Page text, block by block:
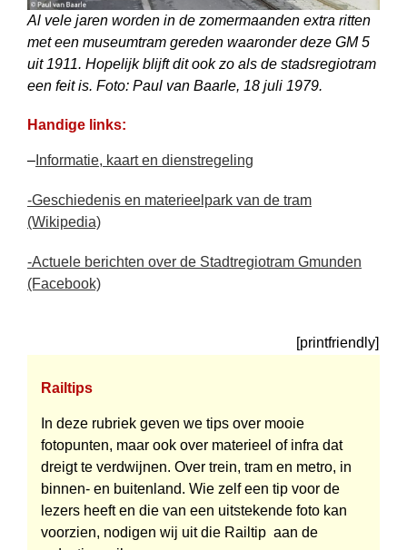
Al vele jaren worden in de zomermaanden extra ritten
met een museumtram gereden waaronder deze GM 5
uit 1911. Hopelijk blijft dit ook zo als de stadsregiotram
een feit is. Foto: Paul van Baarle, 18 juli 1979.
Handige links:
– Informatie, kaart en dienstregeling
-Geschiedenis en materieelpark van de tram
(Wikipedia)
-Actuele berichten over de Stadtregiotram Gmunden
(Facebook)
[printfriendly]
Railtips
In deze rubriek geven we tips over mooie
fotopunten, maar ook over materieel of infra dat
dreigt te verdwijnen. Over trein, tram en metro, in
binnen- en buitenland. Wie zelf een tip voor de
lezers heeft en die van een uitstekende foto kan
voorzien, nodigen wij uit die Railtip aan de